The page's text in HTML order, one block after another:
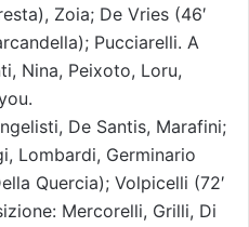
Zoia; De Vries (46′
Pucciarelli. A
Nina, Peixoto, Loru,
De Santis, Marafini;
Lombardi, Germinario
Quercia); Volpicelli (72′
Mercorelli, Grilli, Di